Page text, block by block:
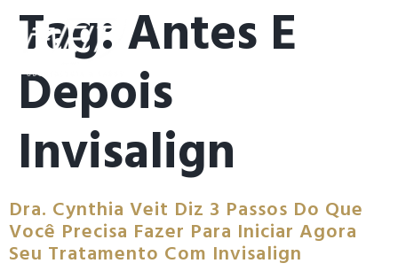
Tag: Antes E
Depois
Invisalign
Dra. Cynthia Veit Diz 3 Passos Do Que
Você Precisa Fazer Para Iniciar Agora
Seu Tratamento Com Invisalign